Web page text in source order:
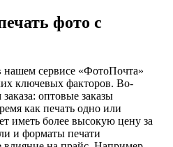
фото с
нашем сервисе «ФотоПочта»
ключевых факторов. Во-
оптовые заказы
как печать одно или
иметь более высокую цену за
и форматы печати